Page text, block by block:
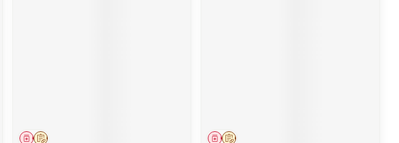
Op voorschrift
Geneesmiddel Op voorschrift
Geneesmiddel